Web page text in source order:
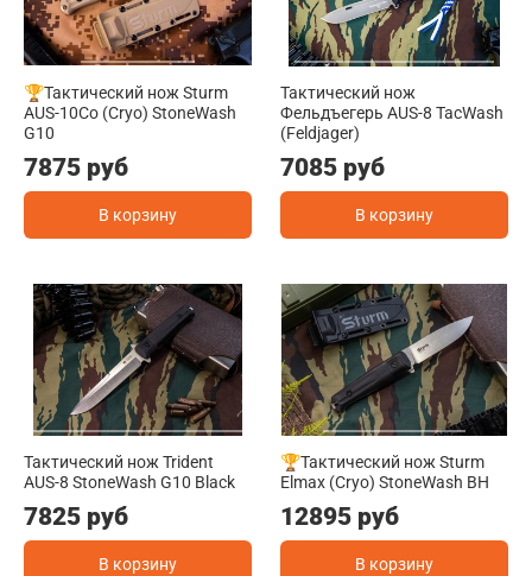
🏆Тактический нож Sturm
AUS-10Co (Cryo) StoneWash
G10
7875 руб
В корзину
Тактический нож
Фельдъегерь AUS-8 TacWash
(Feldjager)
7085 руб
В корзину
Тактический нож Trident
AUS-8 StoneWash G10 Black
7825 руб
В корзину
🏆Тактический нож Sturm
Elmax (Cryo) StoneWash BH
12895 руб
В корзину